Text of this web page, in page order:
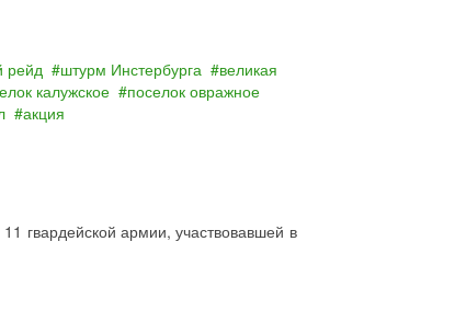
рейд штурм Инстербурга
великая
калужское
поселок овражное
акция
гвардейской армии, участвовавшей в